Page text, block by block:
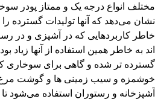
مختلف انواع درجه یک و ممتاز پودر
نشان می‌دهد که آنها تولیدات گسترده را
خاطر کاربردهایی که در آشپزی و در
اند به خاطر همین استفاده از آنها زیاد
گسترده تر شده و گاهی برای سوخاری
خوشمزه و سیب زمینی ها و گوشت مرغ
آشپزخانه و رستوران استفاده می‌شود تا